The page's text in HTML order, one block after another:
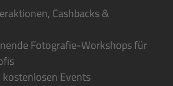
Cashbacks &
Fotografie-Workshops für
Events